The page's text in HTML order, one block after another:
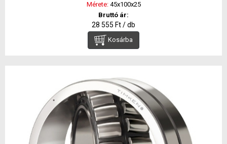
Mérete:45x100x25
Bruttó ár:
28 555 Ft / db
Kosárba